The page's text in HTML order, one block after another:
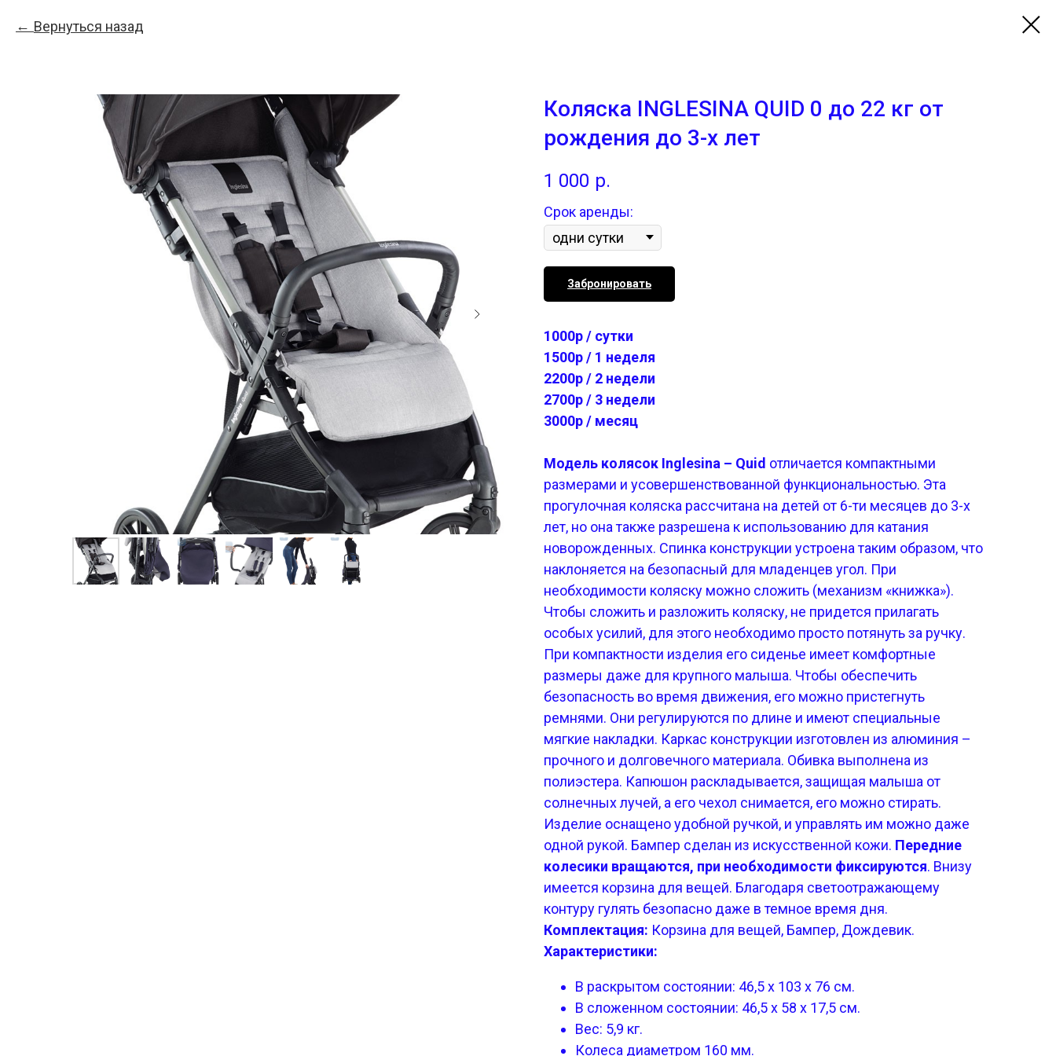
Вернуться назад
Коляска INGLESINA QUID 0 до 22 кг от
рождения до 3-х лет
1 000 р.
Срок аренды:
Забронировать
1000р / сутки
1500р / 1 неделя
2200р / 2 недели
2700р / 3 недели
3000р / месяц
Модель колясок Inglesina – Quid отличается компактными
размерами и усовершенствованной функциональностью. Эта
прогулочная коляска рассчитана на детей от 6-ти месяцев до 3-х
лет, но она также разрешена к использованию для катания
новорожденных. Спинка конструкции устроена таким образом, что
наклоняется на безопасный для младенцев угол. При
необходимости коляску можно сложить (механизм «книжка»).
Чтобы сложить и разложить коляску, не придется прилагать
особых усилий, для этого необходимо просто потянуть за ручку.
При компактности изделия его сиденье имеет комфортные
размеры даже для крупного малыша. Чтобы обеспечить
безопасность во время движения, его можно пристегнуть
ремнями. Они регулируются по длине и имеют специальные
мягкие накладки. Каркас конструкции изготовлен из алюминия –
прочного и долговечного материала. Обивка выполнена из
полиэстера. Капюшон раскладывается, защищая малыша от
солнечных лучей, а его чехол снимается, его можно стирать.
Изделие оснащено удобной ручкой, и управлять им можно даже
одной рукой. Бампер сделан из искусственной кожи. Передние
колесики вращаются, при необходимости фиксируются. Внизу
имеется корзина для вещей. Благодаря светоотражающему
контуру гулять безопасно даже в темное время дня.
Комплектация: Корзина для вещей, Бампер, Дождевик.
Характеристики:
В раскрытом состоянии: 46,5 x 103 x 76 см.
В сложенном состоянии: 46,5 x 58 x 17,5 см.
Вес: 5,9 кг.
Колеса диаметром 160 мм.